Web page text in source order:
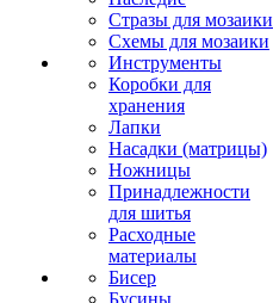
Стразы для мозаики
Схемы для мозаики
Инструменты
Коробки для
хранения
Лапки
Насадки (матрицы)
Ножницы
Принадлежности
для шитья
Расходные
материалы
Бисер
Бусины